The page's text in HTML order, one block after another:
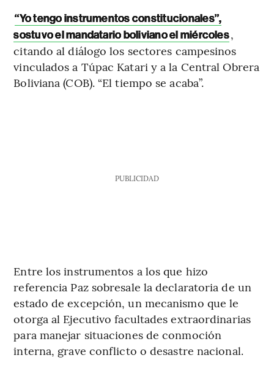
“Yo tengo instrumentos constitucionales”,
sostuvo el mandatario boliviano el miércoles,
citando al diálogo los sectores campesinos
vinculados a Túpac Katari y a la Central Obrera
Boliviana (COB). “El tiempo se acaba”.
PUBLICIDAD
Entre los instrumentos a los que hizo
referencia Paz sobresale la declaratoria de un
estado de excepción, un mecanismo que le
otorga al Ejecutivo facultades extraordinarias
para manejar situaciones de conmoción
interna, grave conflicto o desastre nacional.